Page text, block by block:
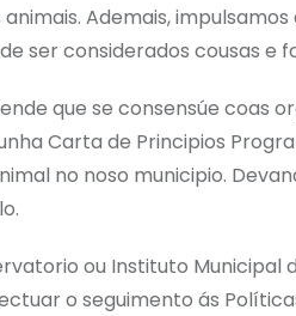
Ademais,
ser considerados cousas e
que se consensúe coas
Carta de Principios
no noso municipio.
ou Instituto
o seguimento ás